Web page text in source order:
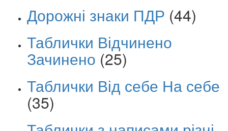
Дорожні знаки ПДР (44)
Таблички Відчинено
Зачинено (25)
Таблички Від себе На себе
(35)